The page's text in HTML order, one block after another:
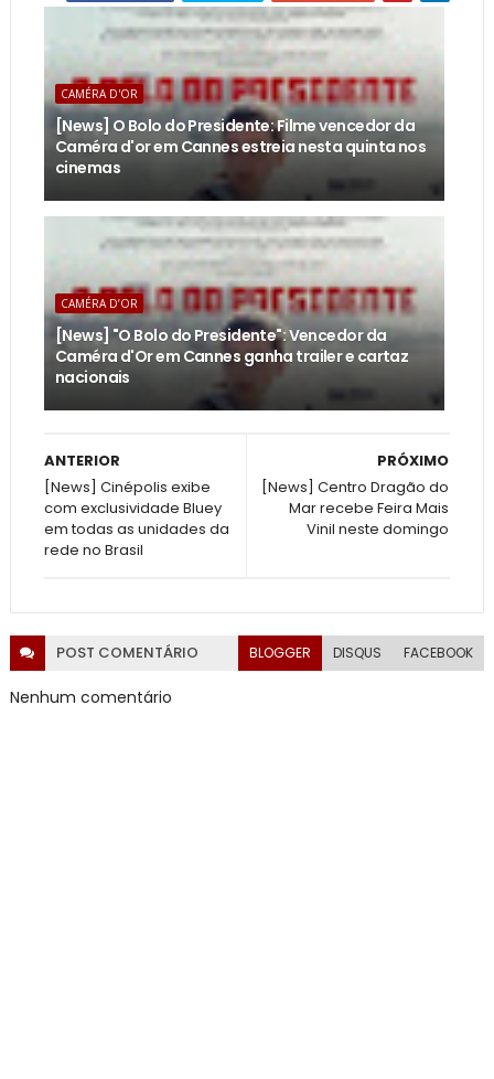
CAMÉRA D'OR
[News] O Bolo do Presidente: Filme vencedor da
Caméra d'or em Cannes estreia nesta quinta nos
cinemas
CAMÉRA D’OR
[News] "O Bolo do Presidente": Vencedor da
Caméra d'Or em Cannes ganha trailer e cartaz
nacionais
PRÓXIMO
[News] Centro Dragão do
Mar recebe Feira Mais
Vinil neste domingo
ANTERIOR
[News] Cinépolis exibe
com exclusividade Bluey
em todas as unidades da
rede no Brasil
POST COMENTÁRIO BLOGGER DISQUS FACEBOOK
Nenhum comentário